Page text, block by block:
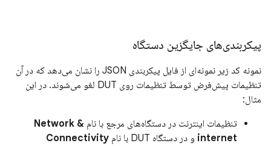
پیکربندی‌های جایگزین دستگاه
نمونه کد زیر نمونه‌ای از فایل پیکربندی JSON را نشان می‌دهد که در آن
تنظیمات پیش‌فرض توسط تنظیمات روی DUT لغو می‌شوند. در این
مثال:
تنظیمات اینترنت در دستگاه‌های مرجع با نام Network &
internet و در دستگاه DUT با نام
Connectivity